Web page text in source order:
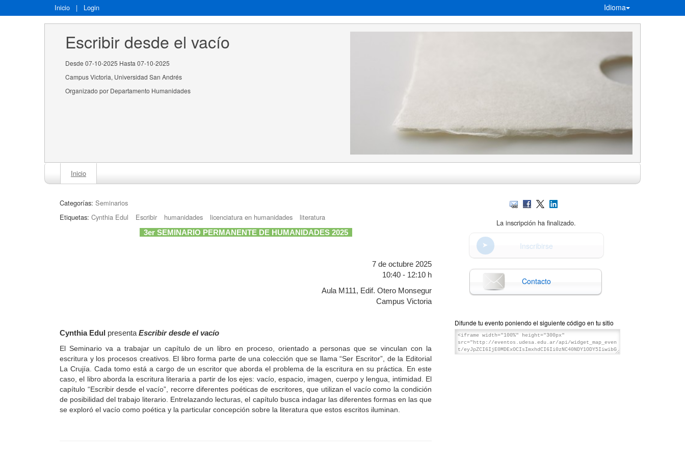
Inicio | Login Idioma
Escribir desde el vacío
Desde 07-10-2025 Hasta 07-10-2025
Campus Victoria, Universidad San Andrés
Organizado por Departamento Humanidades
Inicio
Categorías: Seminarios
Etiquetas: Cynthia Edul Escribir humanidades licenciatura en humanidades literatura
3er SEMINARIO PERMANENTE DE HUMANIDADES 2025
7 de octubre 2025
10:40 - 12:10 h
Aula M111, Edif. Otero Monsegur
Campus Victoria
Cynthia Edul presenta Escribir desde el vacío
El Seminario va a trabajar un capítulo de un libro en proceso, orientado a personas que se vinculan con la
escritura y los procesos creativos. El libro forma parte de una colección que se llama “Ser Escritor”, de la Editorial
La Crujía. Cada tomo está a cargo de un escritor que aborda el problema de la escritura en su práctica. En este
caso, el libro aborda la escritura literaria a partir de los ejes: vacío, espacio, imagen, cuerpo y lengua, intimidad. El
capítulo “Escribir desde el vacío”, recorre diferentes poéticas de escritores, que utilizan el vacío como la condición
de posibilidad del trabajo literario. Entrelazando lecturas, el capítulo busca indagar las diferentes formas en las que
se exploró el vacío como poética y la particular concepción sobre la literatura que estos escritos iluminan.
La inscripción ha finalizado.
Inscribirse
Contacto
Difunde tu evento poniendo el siguiente código en tu sitio